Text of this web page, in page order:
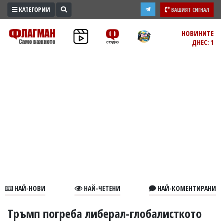
ПРОМО
ЗОНА
В
КАТЕГОРИИ ВАШИЯТ СИГНАЛ
НОВИНИТЕ
ДНЕС: 1
НАЙ-НОВИ НАЙ-ЧЕТЕНИ НАЙ-КОМЕНТИРАНИ
Тръмп погреба либерал-глобалисткото